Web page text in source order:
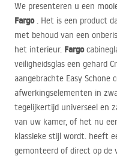
We presenteren u een
Fargo. Het is een product
met behoud van een
het interieur. Fargo
veiligheidsglas een gehard
aangebrachte Easy Schone
afwerkingselementen in
tegelijkertijd universeel en
van uw kamer, of het nu
klassieke stijl wordt. heeft
gemonteerd of direct op de